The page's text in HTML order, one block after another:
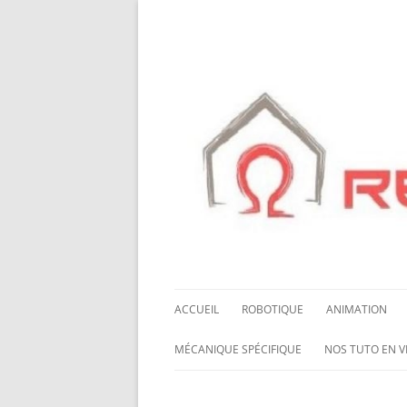
ACCUEIL ROBOTIQUE
NOS ROBOTS
ANIMATION
HALLOWING M0
MÉCANIQUE SPÉCIFIQUE NOS TUTO EN